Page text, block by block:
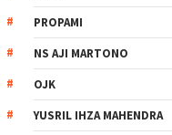
PROPAMI
NS AJI MARTONO
OJK
YUSRIL IHZA MAHENDRA